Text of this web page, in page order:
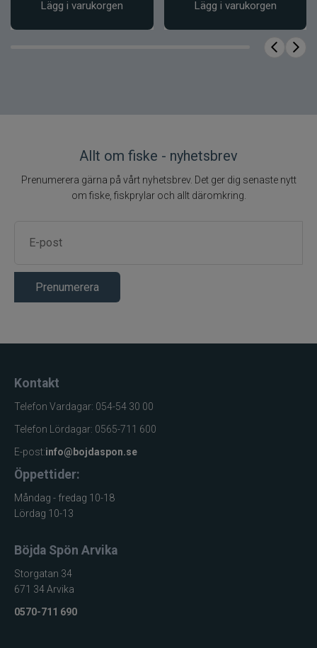
Lägg i varukorgen Lägg i varukorgen
Allt om fiske - nyhetsbrev
Prenumerera gärna på vårt nyhetsbrev. Det ger dig senaste nytt
om fiske, fiskprylar och allt däromkring.
Prenumerera
Kontakt
Telefon Vardagar: 054-54 30 00
Telefon Lördagar: 0565-711 600
E-post:info@bojdaspon.se
Öppettider:
Måndag - fredag 10-18
Lördag 10-13
Böjda Spön Arvika
Storgatan 34
671 34 Arvika
0570-711 690